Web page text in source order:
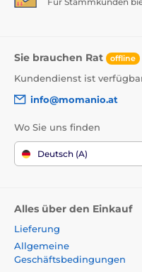
Sie brauchen Rat offline
Kundendienst ist
info@momanio.at
Wo Sie uns finden
Deutsch (A)
Alles über den Einkauf
Lieferung
Allgemeine
Geschäftsbedingungen